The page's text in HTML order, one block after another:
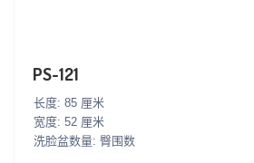
PS-121
长度: 85 厘米
宽度: 52 厘米
洗脸盆数量: 臀围数